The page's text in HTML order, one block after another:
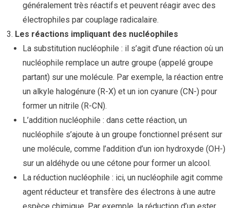
généralement très réactifs et peuvent réagir avec des
électrophiles par couplage radicalaire.
Les réactions impliquant des nucléophiles
La substitution nucléophile : il s’agit d’une réaction où un
nucléophile remplace un autre groupe (appelé groupe
partant) sur une molécule. Par exemple, la réaction entre
un alkyle halogénure (R-X) et un ion cyanure (CN-) pour
former un nitrile (R-CN).
L’addition nucléophile : dans cette réaction, un
nucléophile s’ajoute à un groupe fonctionnel présent sur
une molécule, comme l’addition d’un ion hydroxyde (OH-)
sur un aldéhyde ou une cétone pour former un alcool.
La réduction nucléophile : ici, un nucléophile agit comme
agent réducteur et transfère des électrons à une autre